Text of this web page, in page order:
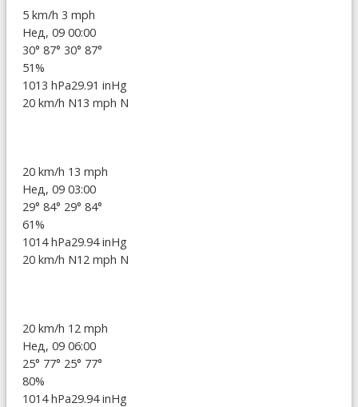
5 km/h 3 mph
Нед, 09 00:00
30° 87° 30° 87°
51%
1013 hPa29.91 inHg
20 km/h N13 mph N
20 km/h 13 mph
Нед, 09 03:00
29° 84° 29° 84°
61%
1014 hPa29.94 inHg
20 km/h N12 mph N
20 km/h 12 mph
Нед, 09 06:00
25° 77° 25° 77°
80%
1014 hPa29.94 inHg